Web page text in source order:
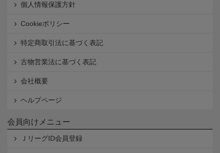
個人情報保護方針
Cookieポリシー
特定商取引法に基づく表記
古物営業法に基づく表記
会社概要
ヘルプページ
会員向けメニュー
ＪリーグID会員登録